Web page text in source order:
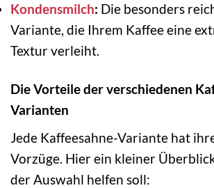
Kondensmilch: Die besonders
Variante, die Ihrem Kaffee eine
Textur verleiht.
Die Vorteile der verschiedenen
Varianten
Jede Kaffeesahne-Variante hat
Vorzüge. Hier ein kleiner
der Auswahl helfen soll: